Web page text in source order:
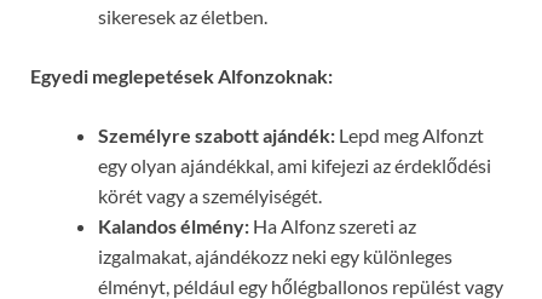
sikeresek az életben.
Egyedi meglepetések Alfonzoknak:
Személyre szabott ajándék: Lepd meg Alfonzt
egy olyan ajándékkal, ami kifejezi az érdeklődési
körét vagy a személyiségét.
Kalandos élmény: Ha Alfonz szereti az
izgalmakat, ajándékozz neki egy különleges
élményt, például egy hőlégballonos repülést vagy